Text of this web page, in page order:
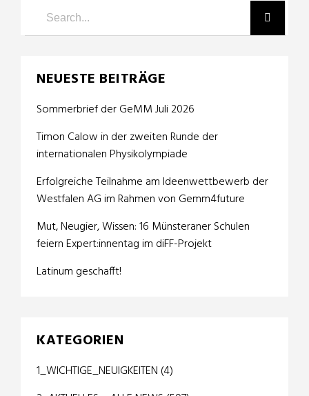
NEUESTE BEITRÄGE
Sommerbrief der GeMM Juli 2026
Timon Calow in der zweiten Runde der
internationalen Physikolympiade
Erfolgreiche Teilnahme am Ideenwettbewerb der
Westfalen AG im Rahmen von Gemm4future
Mut, Neugier, Wissen: 16 Münsteraner Schulen
feiern Expert:innentag im diFF-Projekt
Latinum geschafft!
KATEGORIEN
1_WICHTIGE_NEUIGKEITEN (4)